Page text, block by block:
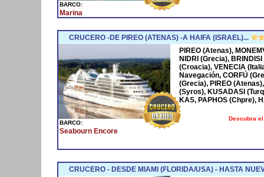
BARCO:
Marina
CRUCERO -DE PIREO (ATENAS) -A HAIFA (ISRAEL)...
BARCO:
Seabourn Encore
PIREO (Atenas),
NIDRI (Grecia),
(Croacia), VENECIA
Navegación, CORFÚ
(Grecia), PIREO
(Syros), KUSADASI
KAS, PAPHOS (Chpre),
Descubra
CRUCERO - DESDE MIAMI (FLORIDA/USA) - HASTA